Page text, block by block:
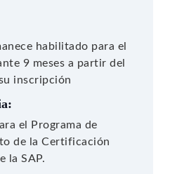
habilitado para el
9 meses a partir del
inscripción
el Programa de
de la Certificación
la SAP.